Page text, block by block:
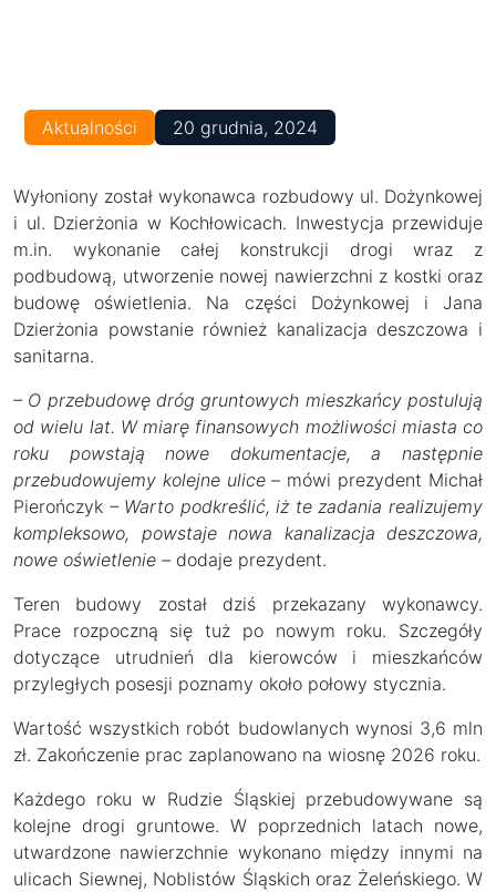
Aktualności 20 grudnia, 2024
Wyłoniony został wykonawca rozbudowy ul. Dożynkowej
i ul. Dzierżonia w Kochłowicach. Inwestycja przewiduje
m.in. wykonanie całej konstrukcji drogi wraz z
podbudową, utworzenie nowej nawierzchni z kostki oraz
budowę oświetlenia. Na części Dożynkowej i Jana
Dzierżonia powstanie również kanalizacja deszczowa i
sanitarna.
– O przebudowę dróg gruntowych mieszkańcy postulują
od wielu lat. W miarę finansowych możliwości miasta co
roku powstają nowe dokumentacje, a następnie
przebudowujemy kolejne ulice – mówi prezydent Michał
Pierończyk – Warto podkreślić, iż te zadania realizujemy
kompleksowo, powstaje nowa kanalizacja deszczowa,
nowe oświetlenie – dodaje prezydent.
Teren budowy został dziś przekazany wykonawcy.
Prace rozpoczną się tuż po nowym roku. Szczegóły
dotyczące utrudnień dla kierowców i mieszkańców
przyległych posesji poznamy około połowy stycznia.
Wartość wszystkich robót budowlanych wynosi 3,6 mln
zł. Zakończenie prac zaplanowano na wiosnę 2026 roku.
Każdego roku w Rudzie Śląskiej przebudowywane są
kolejne drogi gruntowe. W poprzednich latach nowe,
utwardzone nawierzchnie wykonano między innymi na
ulicach Siewnej, Noblistów Śląskich oraz Żeleńskiego. W